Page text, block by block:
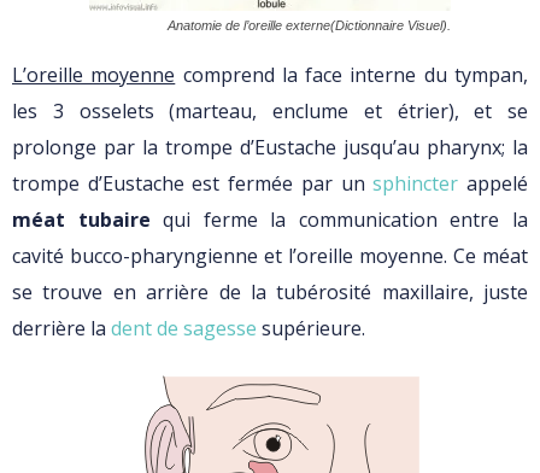
Anatomie de l’oreille externe(Dictionnaire Visuel).
L’oreille moyenne comprend la face interne du tympan,
les 3 osselets (marteau, enclume et étrier), et se
prolonge par la trompe d’Eustache jusqu’au pharynx; la
trompe d’Eustache est fermée par unsphincter appelé
méat tubaire qui ferme la communication entre la
cavité bucco-pharyngienne et l’oreille moyenne. Ce méat
se trouve en arrière de la tubérosité maxillaire, juste
derrière la dent de sagesse supérieure.